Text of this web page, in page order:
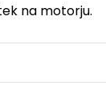
na motorju.